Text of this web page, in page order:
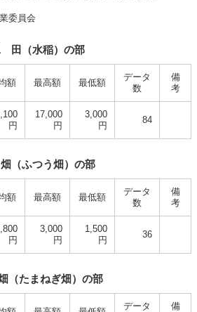
委員会
田（水稲）の部
額 最高額 最低額
データ
数
備
考
円
17,000
円
3,000
円
84
（ふつう畑）の部
額 最高額 最低額
データ
数
備
考
円
3,000
円
1,500
円
36
（たまねぎ畑）の部
データ
備